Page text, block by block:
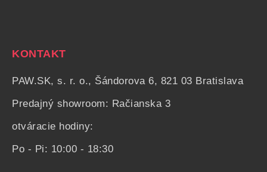
KONTAKT
PAW.SK, s. r. o., Šándorova 6, 821 03 Bratislava
Predajný showroom: Račianska 3
otváracie hodiny:
Po - Pi: 10:00 - 18:30